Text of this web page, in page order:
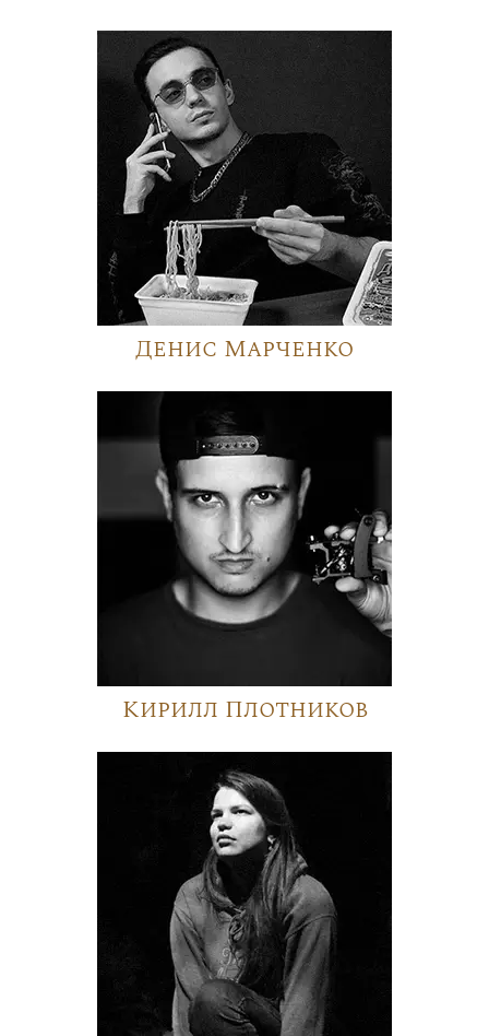
Денис Марченко
Кирилл Плотников